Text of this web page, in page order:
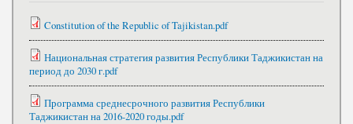
Constitution of the Republic of Tajikistan.pdf
Национальная стратегия развития Республики Таджикистан на
период до 2030 г.pdf
Программа среднесрочного развития Республики
Таджикистан на 2016-2020 годы.pdf